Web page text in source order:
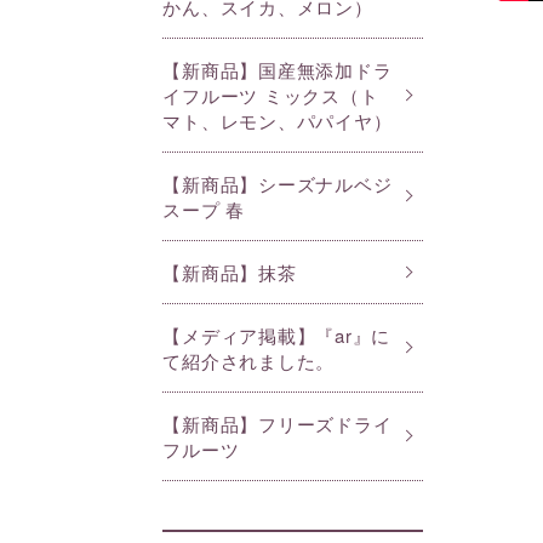
かん、スイカ、メロン）
【新商品】国産無添加ドラ
イフルーツ ミックス（ト
マト、レモン、パパイヤ）
【新商品】シーズナルベジ
スープ 春
【新商品】抹茶
【メディア掲載】『ar』に
て紹介されました。
【新商品】フリーズドライ
フルーツ